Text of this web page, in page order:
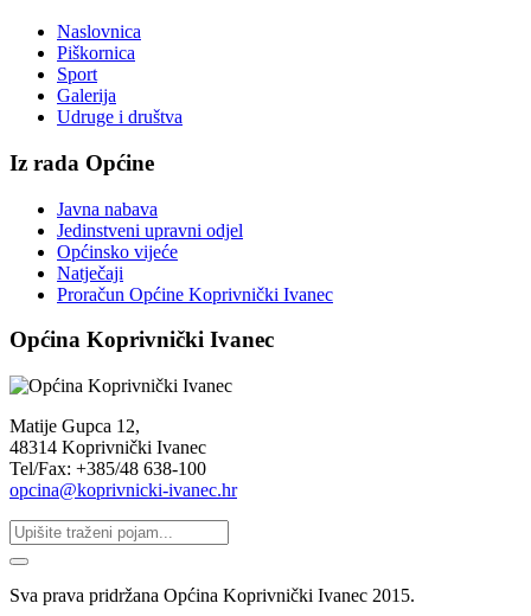
Naslovnica
Piškornica
Sport
Galerija
Udruge i društva
Iz rada Općine
Javna nabava
Jedinstveni upravni odjel
Općinsko vijeće
Natječaji
Proračun Općine Koprivnički Ivanec
Općina Koprivnički Ivanec
Matije Gupca 12,
48314 Koprivnički Ivanec
Tel/Fax: +385/48 638-100
opcina@koprivnicki-ivanec.hr
Sva prava pridržana Općina Koprivnički Ivanec 2015.